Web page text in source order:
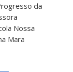
da
Nossa
Mara